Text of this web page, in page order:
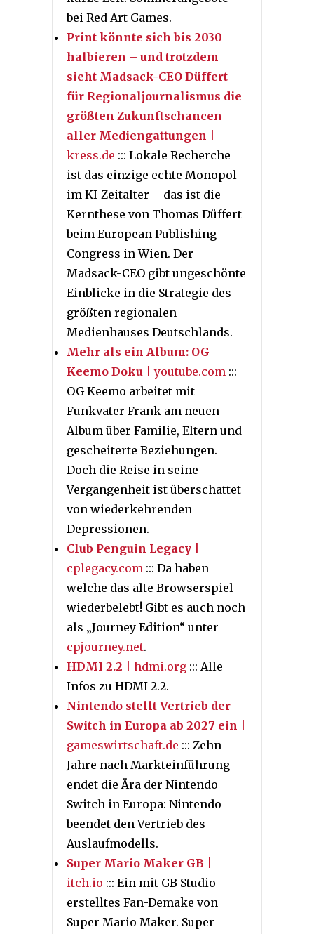
bei Red Art Games.
Print könnte sich bis 2030
halbieren – und trotzdem
sieht Madsack-CEO Düffert
für Regionaljournalismus die
größten Zukunftschancen
aller Mediengattungen
kress.de ::: Lokale Recherche
ist das einzige echte Monopol
im KI-Zeitalter – das ist die
Kernthese von Thomas Düffert
beim European Publishing
Congress in Wien. Der
Madsack-CEO gibt ungeschönte
Einblicke in die Strategie des
größten regionalen
Medienhauses Deutschlands.
Mehr als ein Album: OG
Keemo Doku | youtube.com :::
OG Keemo arbeitet mit
Funkvater Frank am neuen
Album über Familie, Eltern und
gescheiterte Beziehungen.
Doch die Reise in seine
Vergangenheit ist überschattet
von wiederkehrenden
Depressionen.
Club Penguin Legacy
cplegacy.com ::: Da haben
welche das alte Browserspiel
wiederbelebt! Gibt es auch noch
als „Journey Edition“ unter
cpjourney.net.
HDMI 2.2 | hdmi.org ::: Alle
Infos zu HDMI 2.2.
Nintendo stellt Vertrieb der
Switch in Europa ab 2027 ein
gameswirtschaft.de ::: Zehn
Jahre nach Markteinführung
endet die Ära der Nintendo
Switch in Europa: Nintendo
beendet den Vertrieb des
Auslaufmodells.
Super Mario Maker GB
itch.io ::: Ein mit GB Studio
erstelltes Fan-Demake von
Super Mario Maker. Super